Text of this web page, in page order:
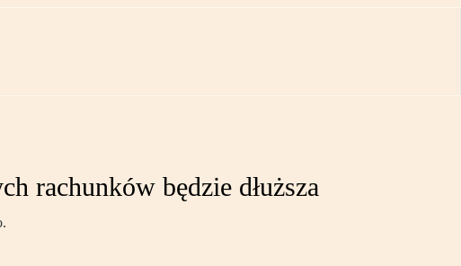
rachunków będzie dłuższa